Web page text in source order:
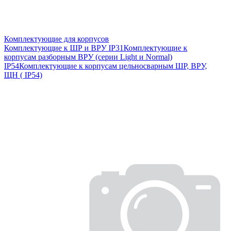
Комплектующие для корпусов
Комплектующие к ШР и ВРУ IP31Комплектующие к
корпусам разборным ВРУ (серии Light и Normal)
IP54Комплектующие к корпусам цельносварным ШР, ВРУ,
ЩН ( IP54)